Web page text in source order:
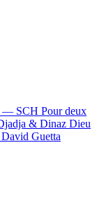
— SCH Pour deux
& Dinaz Dieu
Guetta